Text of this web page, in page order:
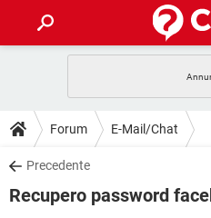
INTRATTENIMENTO
iOS
INSTAGRAM
GUIDE
COVID-19
DOWNLOAD
COVID-19
FORUM
Forum E-Mail/Chat
Precedente
Recupero password